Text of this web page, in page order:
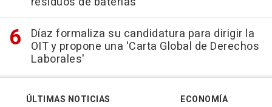
Díaz formaliza su candidatura para dirigir la
OIT y propone una 'Carta Global de Derechos
Laborales'
ÚLTIMAS NOTICIAS
ECONOMÍA